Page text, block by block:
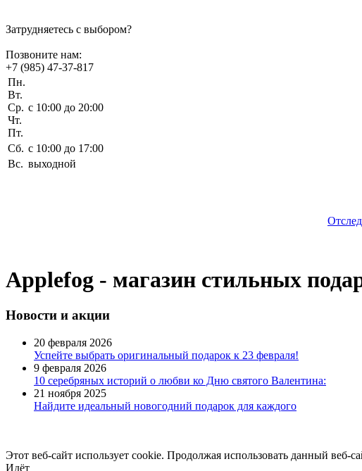
Затрудняетесь с выбором?
Позвоните нам:
+7 (985) 47-37-817
Пн.
Вт.
Ср.
Чт.
Пт.
c 10:00 до 20:00
Сб. c 10:00 до 17:00
Вс. выходной
Applefog - магазин стильных
Новости и акции
20 февраля 2026
Успейте выбрать оригинальный подарок к 23 февраля!
9 февраля 2026
10 серебряных историй о любви ко Дню святого Валентина:
21 ноября 2025
Найдите идеальный новогодний подарок для каждого
Этот веб-сайт использует cookie. Продолжая использовать данный веб-
Идёт